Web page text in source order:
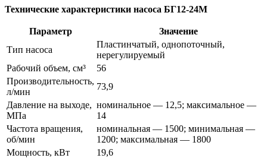
Технические характеристики насоса БГ12-24М
Параметр
Значение
Тип насоса
Пластинчатый, однопоточный,
нерегулируемый
Рабочий объем, см³
56
Производительность,
л/мин
73,9
Давление на выходе,
МПа
номинальное — 12,5; максимальное —
14
Частота вращения,
об/мин
номинальная — 1500; минимальная —
1200; максимальная — 1800
Мощность, кВт
19,6